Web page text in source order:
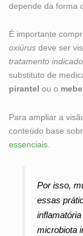
depende da forma
É importante
oxiúrus deve ser
tratamento indicado
substituto de
pirantel ou o
Para ampliar a
conteúdo base
essenciais
Por isso,
essas
microbiota